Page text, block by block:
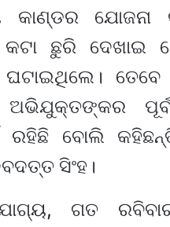
କାଣ୍ଡର ଯୋଜନା
କଟା ଛୁରି ଦେଖାଇ
ଘଟାଇଥିଲେ।
ରହିଛି ବୋଲି
ସିଂହ।
ଗତ